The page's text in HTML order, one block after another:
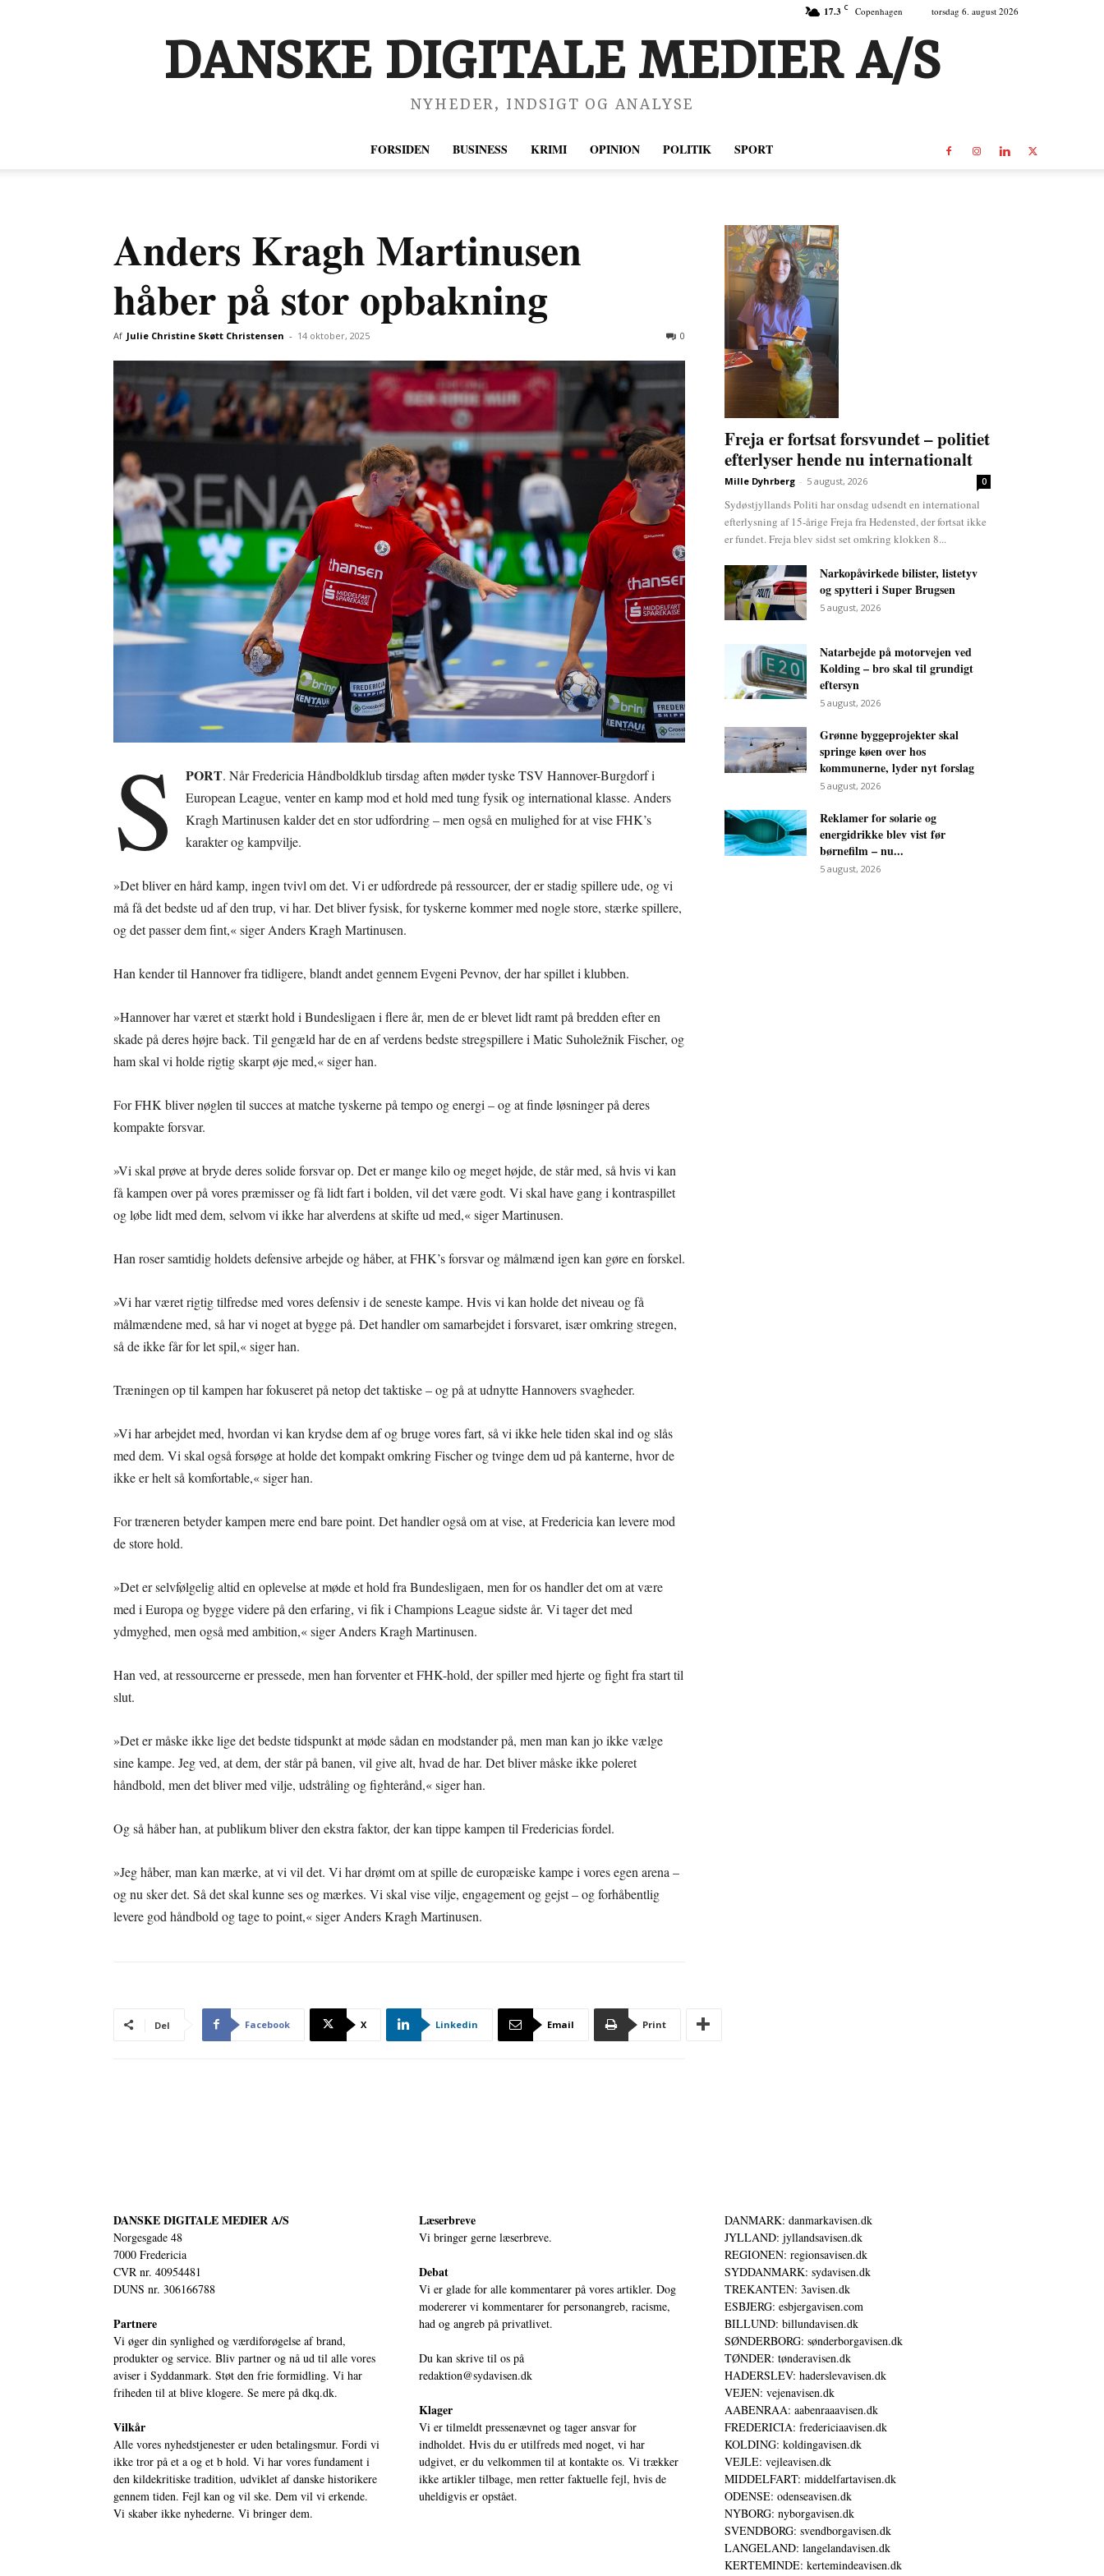
17.3 C Copenhagen torsdag 6. august 2026
DANSKE DIGITALE MEDIER A/S
NYHEDER, INDSIGT OG ANALYSE
FORSIDEN BUSINESS KRIMI OPINION POLITIK SPORT
Anders Kragh Martinusen
håber på stor opbakning
Af Julie Christine Skøtt Christensen - 14 oktober, 2025 0
S PORT. Når Fredericia Håndboldklub tirsdag aften møder tyske TSV Hannover-Burgdorf i
European League, venter en kamp mod et hold med tung fysik og international klasse. Anders
Kragh Martinusen kalder det en stor udfordring – men også en mulighed for at vise FHK’s
karakter og kampvilje.
»Det bliver en hård kamp, ingen tvivl om det. Vi er udfordrede på ressourcer, der er stadig spillere ude, og vi
må få det bedste ud af den trup, vi har. Det bliver fysisk, for tyskerne kommer med nogle store, stærke spillere,
og det passer dem fint,« siger Anders Kragh Martinusen.
Han kender til Hannover fra tidligere, blandt andet gennem Evgeni Pevnov, der har spillet i klubben.
»Hannover har været et stærkt hold i Bundesligaen i flere år, men de er blevet lidt ramt på bredden efter en
skade på deres højre back. Til gengæld har de en af verdens bedste stregspillere i Matic Suholežnik Fischer, og
ham skal vi holde rigtig skarpt øje med,« siger han.
For FHK bliver nøglen til succes at matche tyskerne på tempo og energi – og at finde løsninger på deres
kompakte forsvar.
»Vi skal prøve at bryde deres solide forsvar op. Det er mange kilo og meget højde, de står med, så hvis vi kan
få kampen over på vores præmisser og få lidt fart i bolden, vil det være godt. Vi skal have gang i kontraspillet
og løbe lidt med dem, selvom vi ikke har alverdens at skifte ud med,« siger Martinusen.
Han roser samtidig holdets defensive arbejde og håber, at FHK’s forsvar og målmænd igen kan gøre en forskel.
»Vi har været rigtig tilfredse med vores defensiv i de seneste kampe. Hvis vi kan holde det niveau og få
målmændene med, så har vi noget at bygge på. Det handler om samarbejdet i forsvaret, især omkring stregen,
så de ikke får for let spil,« siger han.
Træningen op til kampen har fokuseret på netop det taktiske – og på at udnytte Hannovers svagheder.
»Vi har arbejdet med, hvordan vi kan krydse dem af og bruge vores fart, så vi ikke hele tiden skal ind og slås
med dem. Vi skal også forsøge at holde det kompakt omkring Fischer og tvinge dem ud på kanterne, hvor de
ikke er helt så komfortable,« siger han.
For træneren betyder kampen mere end bare point. Det handler også om at vise, at Fredericia kan levere mod
de store hold.
»Det er selvfølgelig altid en oplevelse at møde et hold fra Bundesligaen, men for os handler det om at være
med i Europa og bygge videre på den erfaring, vi fik i Champions League sidste år. Vi tager det med
ydmyghed, men også med ambition,« siger Anders Kragh Martinusen.
Han ved, at ressourcerne er pressede, men han forventer et FHK-hold, der spiller med hjerte og fight fra start til
slut.
»Det er måske ikke lige det bedste tidspunkt at møde sådan en modstander på, men man kan jo ikke vælge
sine kampe. Jeg ved, at dem, der står på banen, vil give alt, hvad de har. Det bliver måske ikke poleret
håndbold, men det bliver med vilje, udstråling og fighterånd,« siger han.
Og så håber han, at publikum bliver den ekstra faktor, der kan tippe kampen til Fredericias fordel.
»Jeg håber, man kan mærke, at vi vil det. Vi har drømt om at spille de europæiske kampe i vores egen arena –
og nu sker det. Så det skal kunne ses og mærkes. Vi skal vise vilje, engagement og gejst – og forhåbentlig
levere god håndbold og tage to point,« siger Anders Kragh Martinusen.
Del Facebook X Linkedin Email Print
Freja er fortsat forsvundet – politiet
efterlyser hende nu internationalt
Mille Dyhrberg - 5 august, 2026 0
Sydøstjyllands Politi har onsdag udsendt en international
efterlysning af 15-årige Freja fra Hedensted, der fortsat ikke
er fundet. Freja blev sidst set omkring klokken 8...
Narkopåvirkede bilister, listetyv
og spytteri i Super Brugsen
5 august, 2026
Natarbejde på motorvejen ved
Kolding – bro skal til grundigt
eftersyn
5 august, 2026
Grønne byggeprojekter skal
springe køen over hos
kommunerne, lyder nyt forslag
5 august, 2026
Reklamer for solarie og
energidrikke blev vist før
børnefilm – nu...
5 august, 2026
DANSKE DIGITALE MEDIER A/S
Norgesgade 48
7000 Fredericia
CVR nr. 40954481
DUNS nr. 306166788
Partnere
Vi øger din synlighed og værdiforøgelse af brand,
produkter og service. Bliv partner og nå ud til alle vores
aviser i Syddanmark. Støt den frie formidling. Vi har
friheden til at blive klogere. Se mere på dkq.dk.
Vilkår
Alle vores nyhedstjenester er uden betalingsmur. Fordi vi
ikke tror på et a og et b hold. Vi har vores fundament i
den kildekritiske tradition, udviklet af danske historikere
gennem tiden. Fejl kan og vil ske. Dem vil vi erkende.
Vi skaber ikke nyhederne. Vi bringer dem.
Læserbreve
Vi bringer gerne læserbreve.
Debat
Vi er glade for alle kommentarer på vores artikler. Dog
modererer vi kommentarer for personangreb, racisme,
had og angreb på privatlivet.
Du kan skrive til os på
redaktion@sydavisen.dk
Klager
Vi er tilmeldt pressenævnet og tager ansvar for
indholdet. Hvis du er utilfreds med noget, vi har
udgivet, er du velkommen til at kontakte os. Vi trækker
ikke artikler tilbage, men retter faktuelle fejl, hvis de
uheldigvis er opstået.
DANMARK: danmarkavisen.dk
JYLLAND: jyllandsavisen.dk
REGIONEN: regionsavisen.dk
SYDDANMARK: sydavisen.dk
TREKANTEN: 3avisen.dk
ESBJERG: esbjergavisen.com
BILLUND: billundavisen.dk
SØNDERBORG: sønderborgavisen.dk
TØNDER: tønderavisen.dk
HADERSLEV: haderslevavisen.dk
VEJEN: vejenavisen.dk
AABENRAA: aabenraaavisen.dk
FREDERICIA: fredericiaavisen.dk
KOLDING: koldingavisen.dk
VEJLE: vejleavisen.dk
MIDDELFART: middelfartavisen.dk
ODENSE: odenseavisen.dk
NYBORG: nyborgavisen.dk
SVENDBORG: svendborgavisen.dk
LANGELAND: langelandavisen.dk
KERTEMINDE: kertemindeavisen.dk